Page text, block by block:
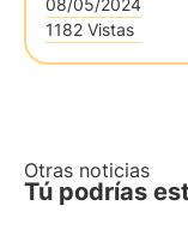
08/05/2024
1182 Vistas
Otras noticias
Tú podrías